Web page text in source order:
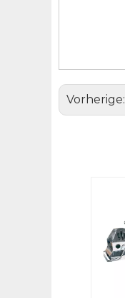
Vorherige: